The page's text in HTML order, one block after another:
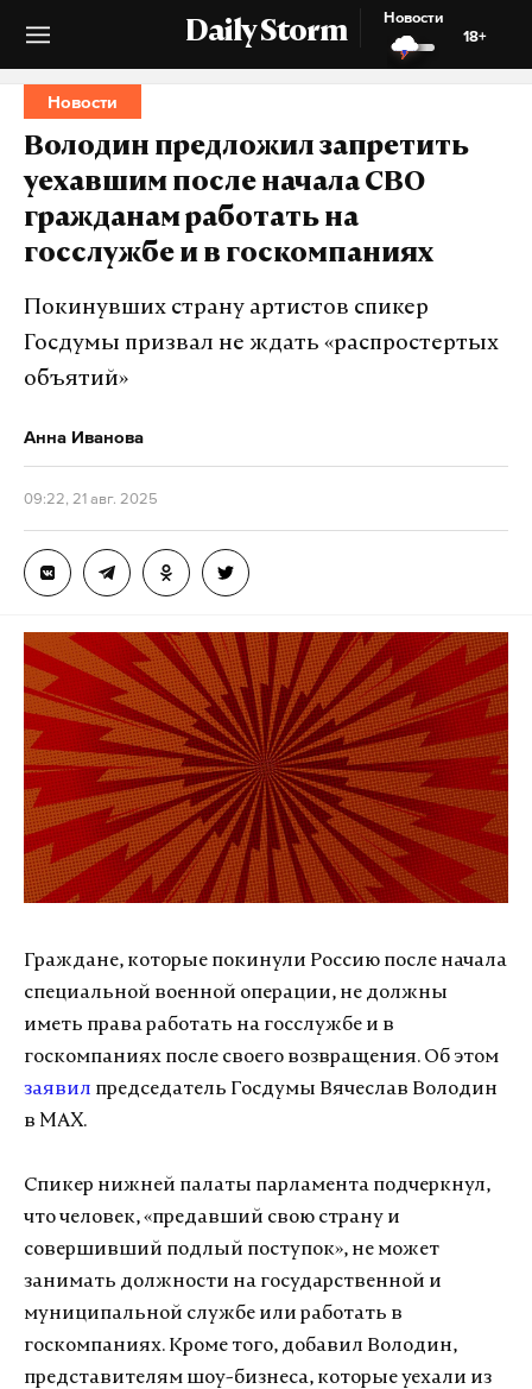
Daily Storm
Новости
18+
Новости
Володин предложил запретить
уехавшим после начала СВО
гражданам работать на
госслужбе и в госкомпаниях
Покинувших страну артистов спикер
Госдумы призвал не ждать «распростертых
объятий»
Анна Иванова
09:22, 21 авг. 2025
Граждане, которые покинули Россию после начала
специальной военной операции, не должны
иметь права работать на госслужбе и в
госкомпаниях после своего возвращения. Об этом
заявил председатель Госдумы Вячеслав Володин
в MAX.
Спикер нижней палаты парламента подчеркнул,
что человек, «предавший свою страну и
совершивший подлый поступок», не может
занимать должности на государственной и
муниципальной службе или работать в
госкомпаниях. Кроме того, добавил Володин,
представителям шоу-бизнеса, которые уехали из